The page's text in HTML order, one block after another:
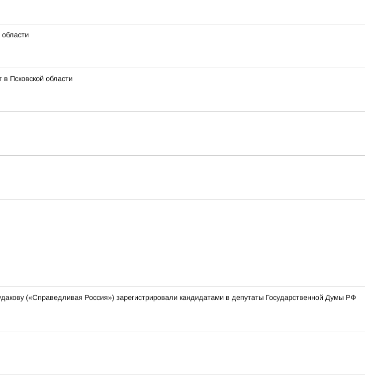
Псковской области
(«Справедливая Россия») зарегистрировали кандидатами в депутаты Государственной Думы РФ